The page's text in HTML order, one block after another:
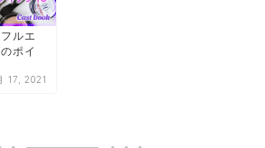
ルエ
ポイ
17, 2021